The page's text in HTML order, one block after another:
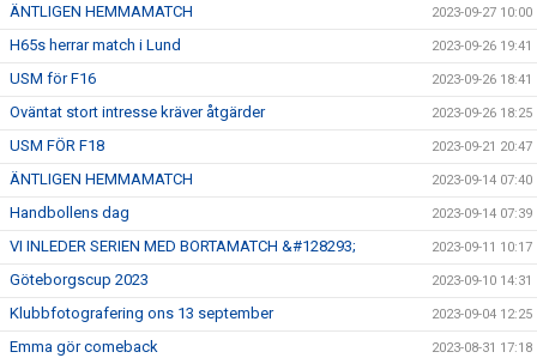
ÄNTLIGEN HEMMAMATCH 2023-09-27 10:00
H65s herrar match i Lund 2023-09-26 19:41
USM för F16 2023-09-26 18:41
Oväntat stort intresse kräver åtgärder 2023-09-26 18:25
USM FÖR F18 2023-09-21 20:47
ÄNTLIGEN HEMMAMATCH 2023-09-14 07:40
Handbollens dag 2023-09-14 07:39
VI INLEDER SERIEN MED BORTAMATCH &#128293; 2023-09-11 10:17
Göteborgscup 2023 2023-09-10 14:31
Klubbfotografering ons 13 september 2023-09-04 12:25
Emma gör comeback 2023-08-31 17:18